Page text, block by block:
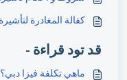
كفالة المغادرة
قد تود قراءة -
ماهي تكلفة فيزا